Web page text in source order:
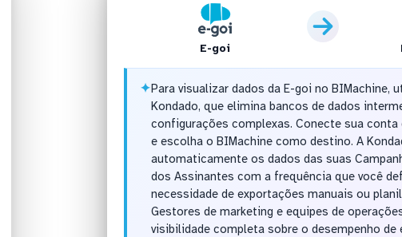
E-goi
✦Para visualizar dados da E-goi no BIMachine,
Kondado, que elimina bancos de dados
configurações complexas. Conecte sua conta
e escolha o BIMachine como destino. A
automaticamente os dados das suas
dos Assinantes com a frequência que você
necessidade de exportações manuais ou
Gestores de marketing e equipes de
visibilidade completa sobre o desempenho de